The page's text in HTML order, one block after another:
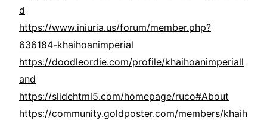
d
https://www.iniuria.us/forum/member.php?
636184-khaihoanimperial
https://doodleordie.com/profile/khaihoanimperiall
and
https://slidehtml5.com/homepage/ruco#About
https://community.goldposter.com/members/khaih